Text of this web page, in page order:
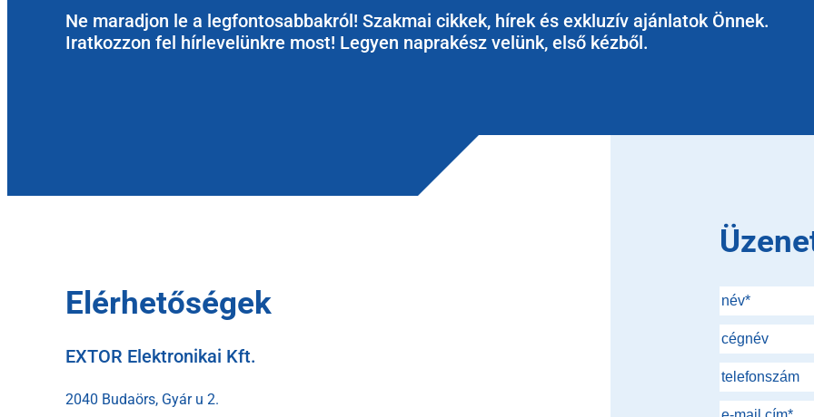
Ne maradjon le a legfontosabbakról! Szakmai cikkek, hírek és exkluzív ajánlatok Önnek.
Iratkozzon fel hírlevelünkre most! Legyen naprakész velünk, első kézből.
Elérhetőségek
EXTOR Elektronikai Kft.
2040 Budaörs, Gyár u 2.